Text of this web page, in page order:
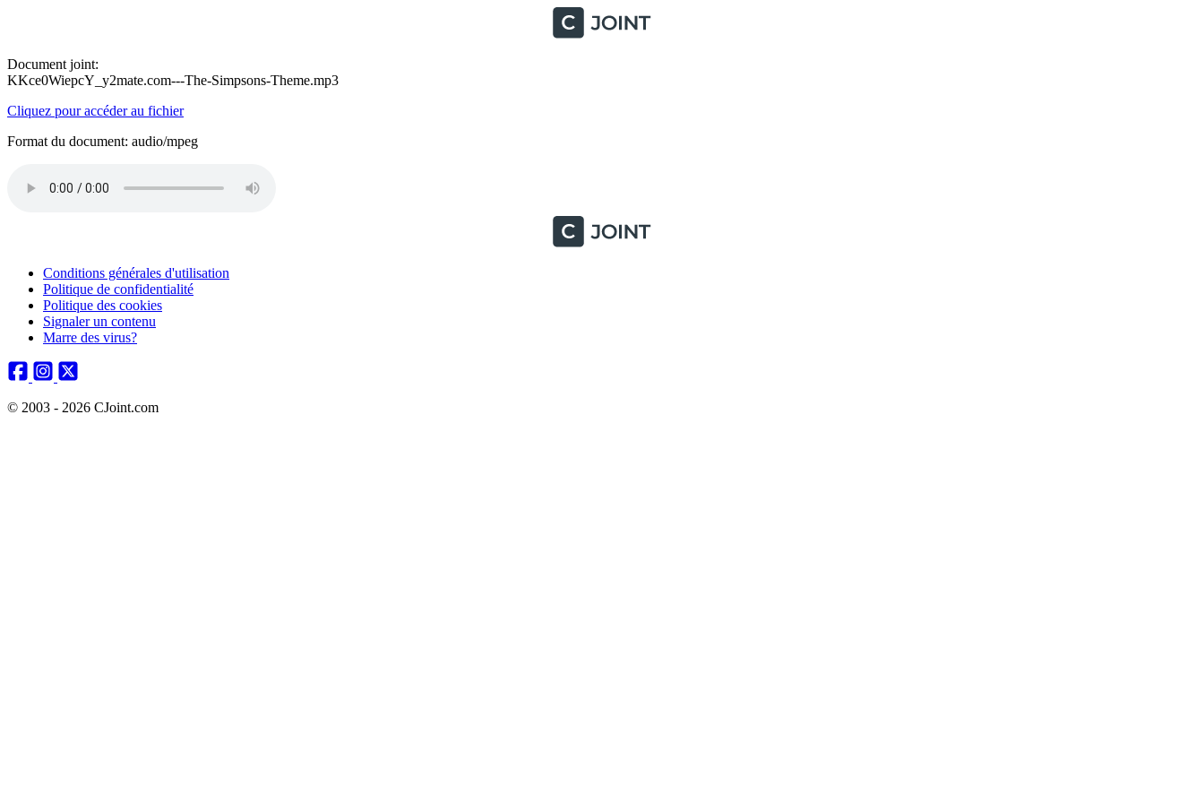
Document joint:
KKce0WiepcY_y2mate.com---The-Simpsons-Theme.mp3
Cliquez pour accéder au fichier
Format du document: audio/mpeg
Conditions générales d'utilisation
Politique de confidentialité
Politique des cookies
Signaler un contenu
Marre des virus?
© 2003 - 2026 CJoint.com